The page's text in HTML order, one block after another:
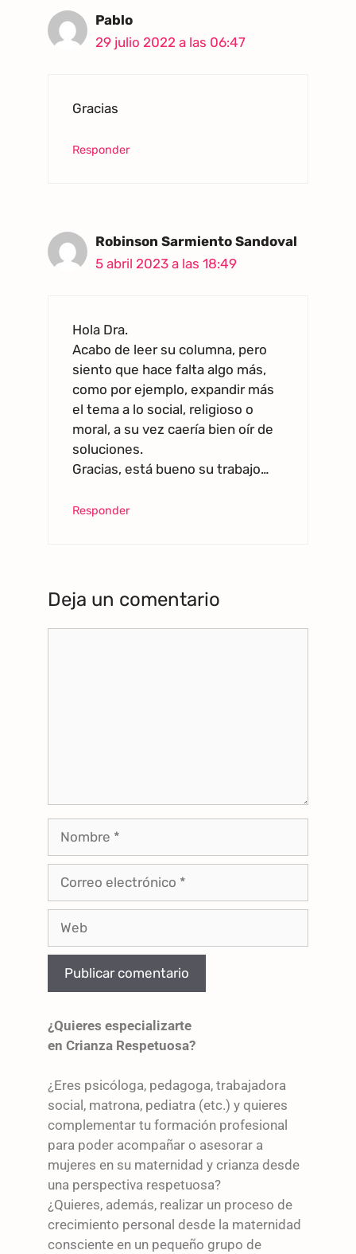
Pablo
29 julio 2022 a las 06:47
Gracias
Responder
Robinson Sarmiento Sandoval
5 abril 2023 a las 18:49
Hola Dra.
Acabo de leer su columna, pero
siento que hace falta algo más,
como por ejemplo, expandir más
el tema a lo social, religioso o
moral, a su vez caería bien oír de
soluciones.
Gracias, está bueno su trabajo…
Responder
Deja un comentario
¿Quieres especializarte
en Crianza Respetuosa?
¿Eres psicóloga, pedagoga, trabajadora
social, matrona, pediatra (etc.) y quieres
complementar tu formación profesional
para poder acompañar o asesorar a
mujeres en su maternidad y crianza desde
una perspectiva respetuosa?
¿Quieres, además, realizar un proceso de
crecimiento personal desde la maternidad
consciente en un pequeño grupo de